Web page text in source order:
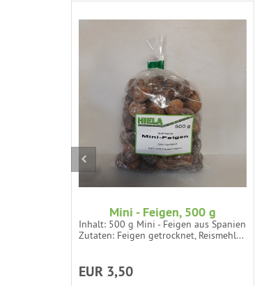
Mini - Feigen, 500 g
Inhalt: 500 g Mini - Feigen aus Spanien
Zutaten: Feigen getrocknet, Reismehl...
EUR 3,50